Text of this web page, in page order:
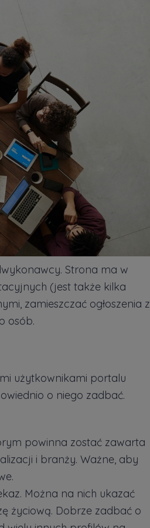
Strona ma w
(jest także kilka
zamieszczać ogłoszenia z
osób.
użytkownikami portalu
o niego zadbać.
powinna zostać zawarta
i branży. Ważne, aby
Można na nich ukazać
życiową. Dobrze zadbać o